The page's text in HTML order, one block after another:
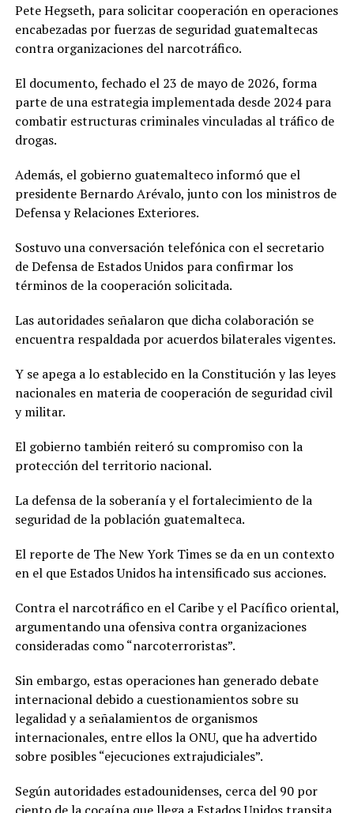
Pete Hegseth, para solicitar cooperación en operaciones
encabezadas por fuerzas de seguridad guatemaltecas
contra organizaciones del narcotráfico.
El documento, fechado el 23 de mayo de 2026, forma
parte de una estrategia implementada desde 2024 para
combatir estructuras criminales vinculadas al tráfico de
drogas.
Además, el gobierno guatemalteco informó que el
presidente Bernardo Arévalo, junto con los ministros de
Defensa y Relaciones Exteriores.
Sostuvo una conversación telefónica con el secretario
de Defensa de Estados Unidos para confirmar los
términos de la cooperación solicitada.
Las autoridades señalaron que dicha colaboración se
encuentra respaldada por acuerdos bilaterales vigentes.
Y se apega a lo establecido en la Constitución y las leyes
nacionales en materia de cooperación de seguridad civil
y militar.
El gobierno también reiteró su compromiso con la
protección del territorio nacional.
La defensa de la soberanía y el fortalecimiento de la
seguridad de la población guatemalteca.
El reporte de The New York Times se da en un contexto
en el que Estados Unidos ha intensificado sus acciones.
Contra el narcotráfico en el Caribe y el Pacífico oriental,
argumentando una ofensiva contra organizaciones
consideradas como “narcoterroristas”.
Sin embargo, estas operaciones han generado debate
internacional debido a cuestionamientos sobre su
legalidad y a señalamientos de organismos
internacionales, entre ellos la ONU, que ha advertido
sobre posibles “ejecuciones extrajudiciales”.
Según autoridades estadounidenses, cerca del 90 por